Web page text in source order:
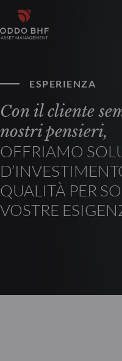
ESPERIENZA
Con il cliente
nostri pensieri,
OFFRIAMO
QUALITÀ PER
VOSTRE